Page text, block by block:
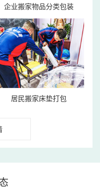
企业搬家物品分类包装
居民搬家床垫打包